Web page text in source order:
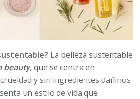
La belleza sustentable
beauty, que se centra en
y sin ingredientes dañinos
un estilo de vida que